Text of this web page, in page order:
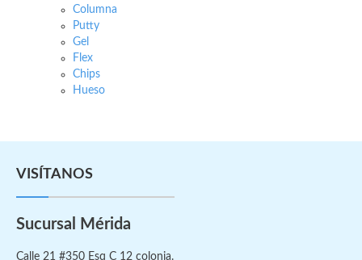
Columna
Putty
Gel
Flex
Chips
Hueso
VISÍTANOS
Sucursal Mérida
Calle 21 #350 Esq C 12 colonia.